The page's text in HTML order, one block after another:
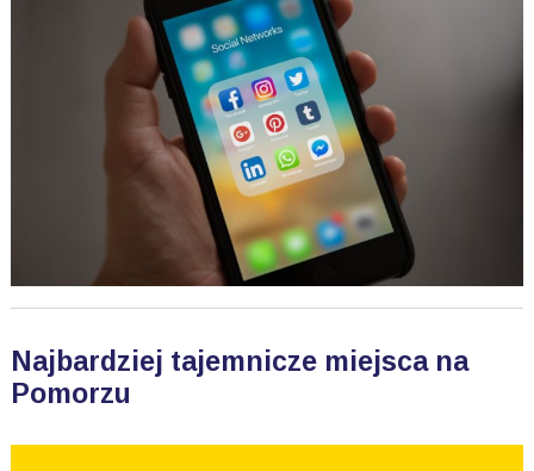
Najbardziej tajemnicze miejsca na
Pomorzu